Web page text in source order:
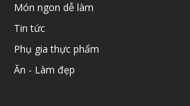
Món ngon dễ làm
Tin tức
Phụ gia thực phẩm
Ăn - Làm đẹp